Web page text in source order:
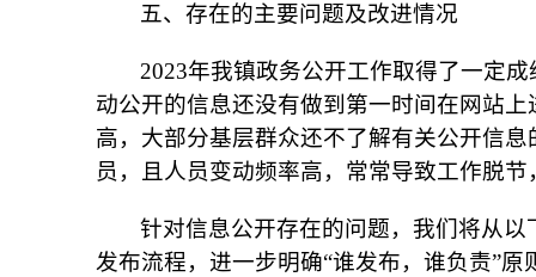
五、存在的主要问题及改进情况
2023年我镇政务公开工作取得了一定
动公开的信息还没有做到第一时间在网站
高，大部分基层群众还不了解有关公开信
员，且人员变动频率高，常常导致工作脱
针对信息公开存在的问题，我们将从以
发布流程，进一步明确“谁发布，谁负责”